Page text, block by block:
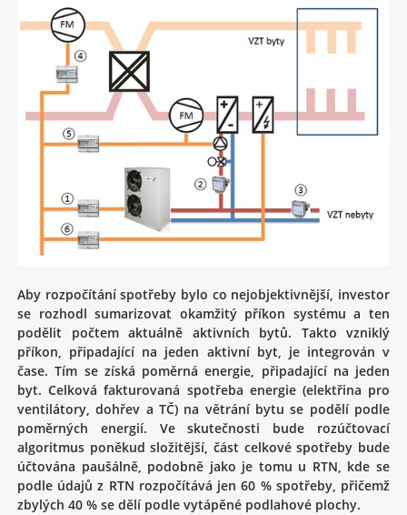
Aby rozpočítání spotřeby bylo co nejobjektivnější, investor
se rozhodl sumarizovat okamžitý příkon systému a ten
podělit počtem aktuálně aktivních bytů. Takto vzniklý
příkon, připadající na jeden aktivní byt, je integrován v
čase. Tím se získá poměrná energie, připadající na jeden
byt. Celková fakturovaná spotřeba energie (elektřina pro
ventilátory, dohřev a TČ) na větrání bytu se podělí podle
poměrných energií. Ve skutečnosti bude rozúčtovací
algoritmus poněkud složitější, část celkové spotřeby bude
účtována paušálně, podobně jako je tomu u RTN, kde se
podle údajů z RTN rozpočítává jen 60 % spotřeby, přičemž
zbylých 40 % se dělí podle vytápěné podlahové plochy.